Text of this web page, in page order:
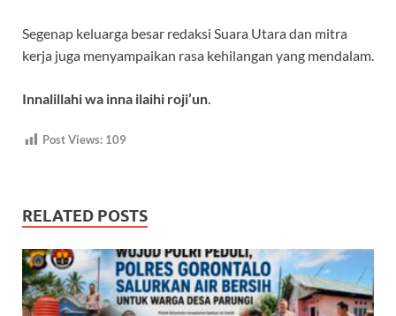
Segenap keluarga besar redaksi Suara Utara dan mitra
kerja juga menyampaikan rasa kehilangan yang mendalam.
Innalillahi wa inna ilaihi roji’un.
Post Views: 109
RELATED POSTS